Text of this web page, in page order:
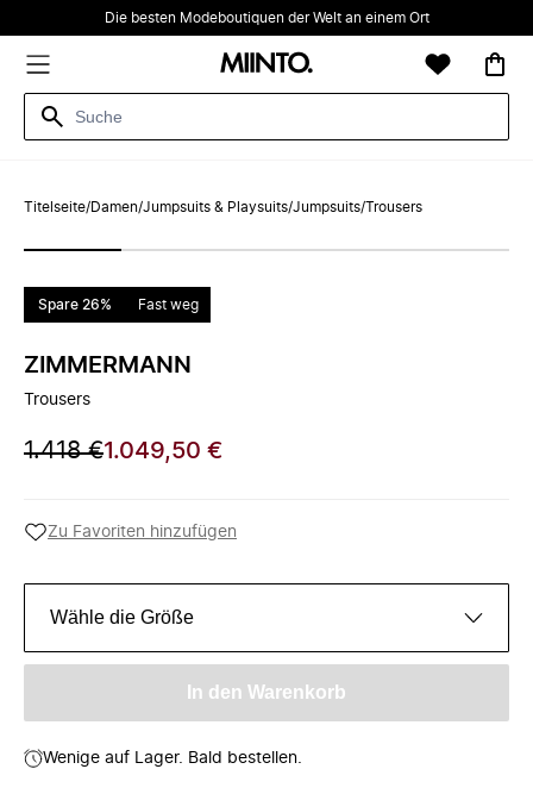
Die besten Modeboutiquen der Welt an einem Ort
Titelseite/Damen/Jumpsuits & Playsuits/Jumpsuits/Trousers
Spare 26% Fast weg
ZIMMERMANN
Trousers
1.418 €1.049,50 €
Zu Favoriten hinzufügen
Wähle die Größe
In den Warenkorb
Wenige auf Lager. Bald bestellen.